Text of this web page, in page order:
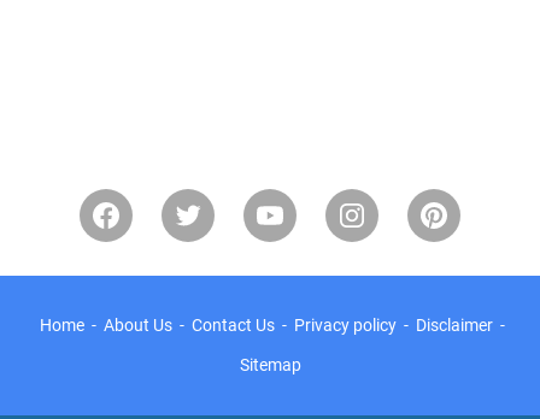
Home About Us Contact Us Privacy policy Disclaimer
Sitemap